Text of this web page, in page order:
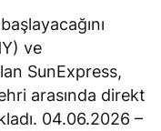
ve
SunExpress,
arasında direkt
. 04.06.2026 –